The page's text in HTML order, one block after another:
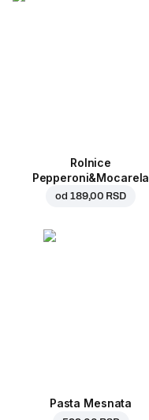
Rolnice
Pepperoni&Mocarela
od 189,00 RSD
Pasta Mesnata